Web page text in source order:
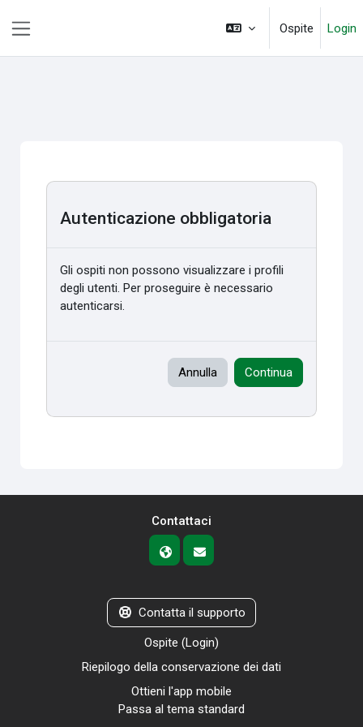
Ospite Login
Autenticazione obbligatoria
Gli ospiti non possono visualizzare i profili
degli utenti. Per proseguire è necessario
autenticarsi.
Annulla Continua
Contattaci
Contatta il supporto
Ospite (Login)
Riepilogo della conservazione dei dati
Ottieni l'app mobile
Passa al tema standard